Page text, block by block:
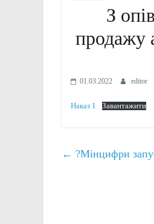
З
продажу
01.03.2022 editor
Наказ 1 Завантажити
← ?Мінцифри